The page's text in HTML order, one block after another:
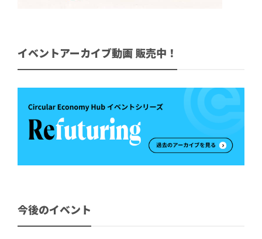
イベントアーカイブ動画 販売中！
今後のイベント